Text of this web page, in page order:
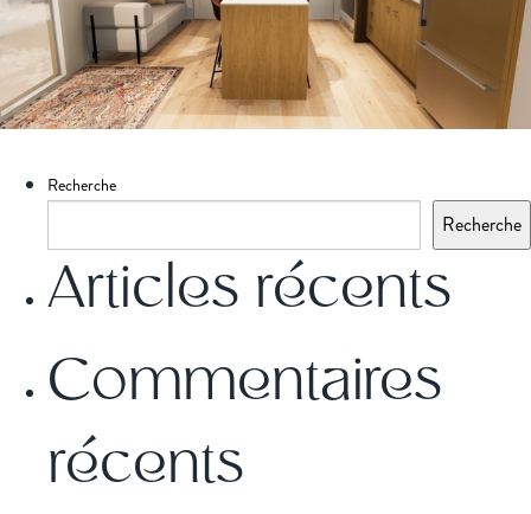
Recherche
Recherche
Articles récents
Commentaires
récents